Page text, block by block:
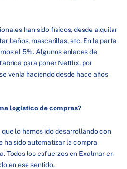
han sido físicos, desde alquilar
baños, mascarillas, etc. En la parte
el 5%. Algunos enlaces de
para poner Netflix, por
venía haciendo desde hace años
logístico de compras?
lo hemos ido desarrollando con
ha sido automatizar la compra
Todos los esfuerzos en Exalmar en
en ese sentido.